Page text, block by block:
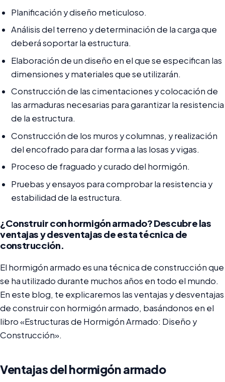
Planificación y diseño meticuloso.
Análisis del terreno y determinación de la carga que
deberá soportar la estructura.
Elaboración de un diseño en el que se especifican las
dimensiones y materiales que se utilizarán.
Construcción de las cimentaciones y colocación de
las armaduras necesarias para garantizar la resistencia
de la estructura.
Construcción de los muros y columnas, y realización
del encofrado para dar forma a las losas y vigas.
Proceso de fraguado y curado del hormigón.
Pruebas y ensayos para comprobar la resistencia y
estabilidad de la estructura.
¿Construir con hormigón armado? Descubre las
ventajas y desventajas de esta técnica de
construcción.
El hormigón armado es una técnica de construcción que
se ha utilizado durante muchos años en todo el mundo.
En este blog, te explicaremos las ventajas y desventajas
de construir con hormigón armado, basándonos en el
libro «Estructuras de Hormigón Armado: Diseño y
Construcción».
Ventajas del hormigón armado